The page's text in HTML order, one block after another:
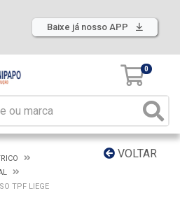
Baixe já nosso APP
0
VOLTAR
TPF LIEGE